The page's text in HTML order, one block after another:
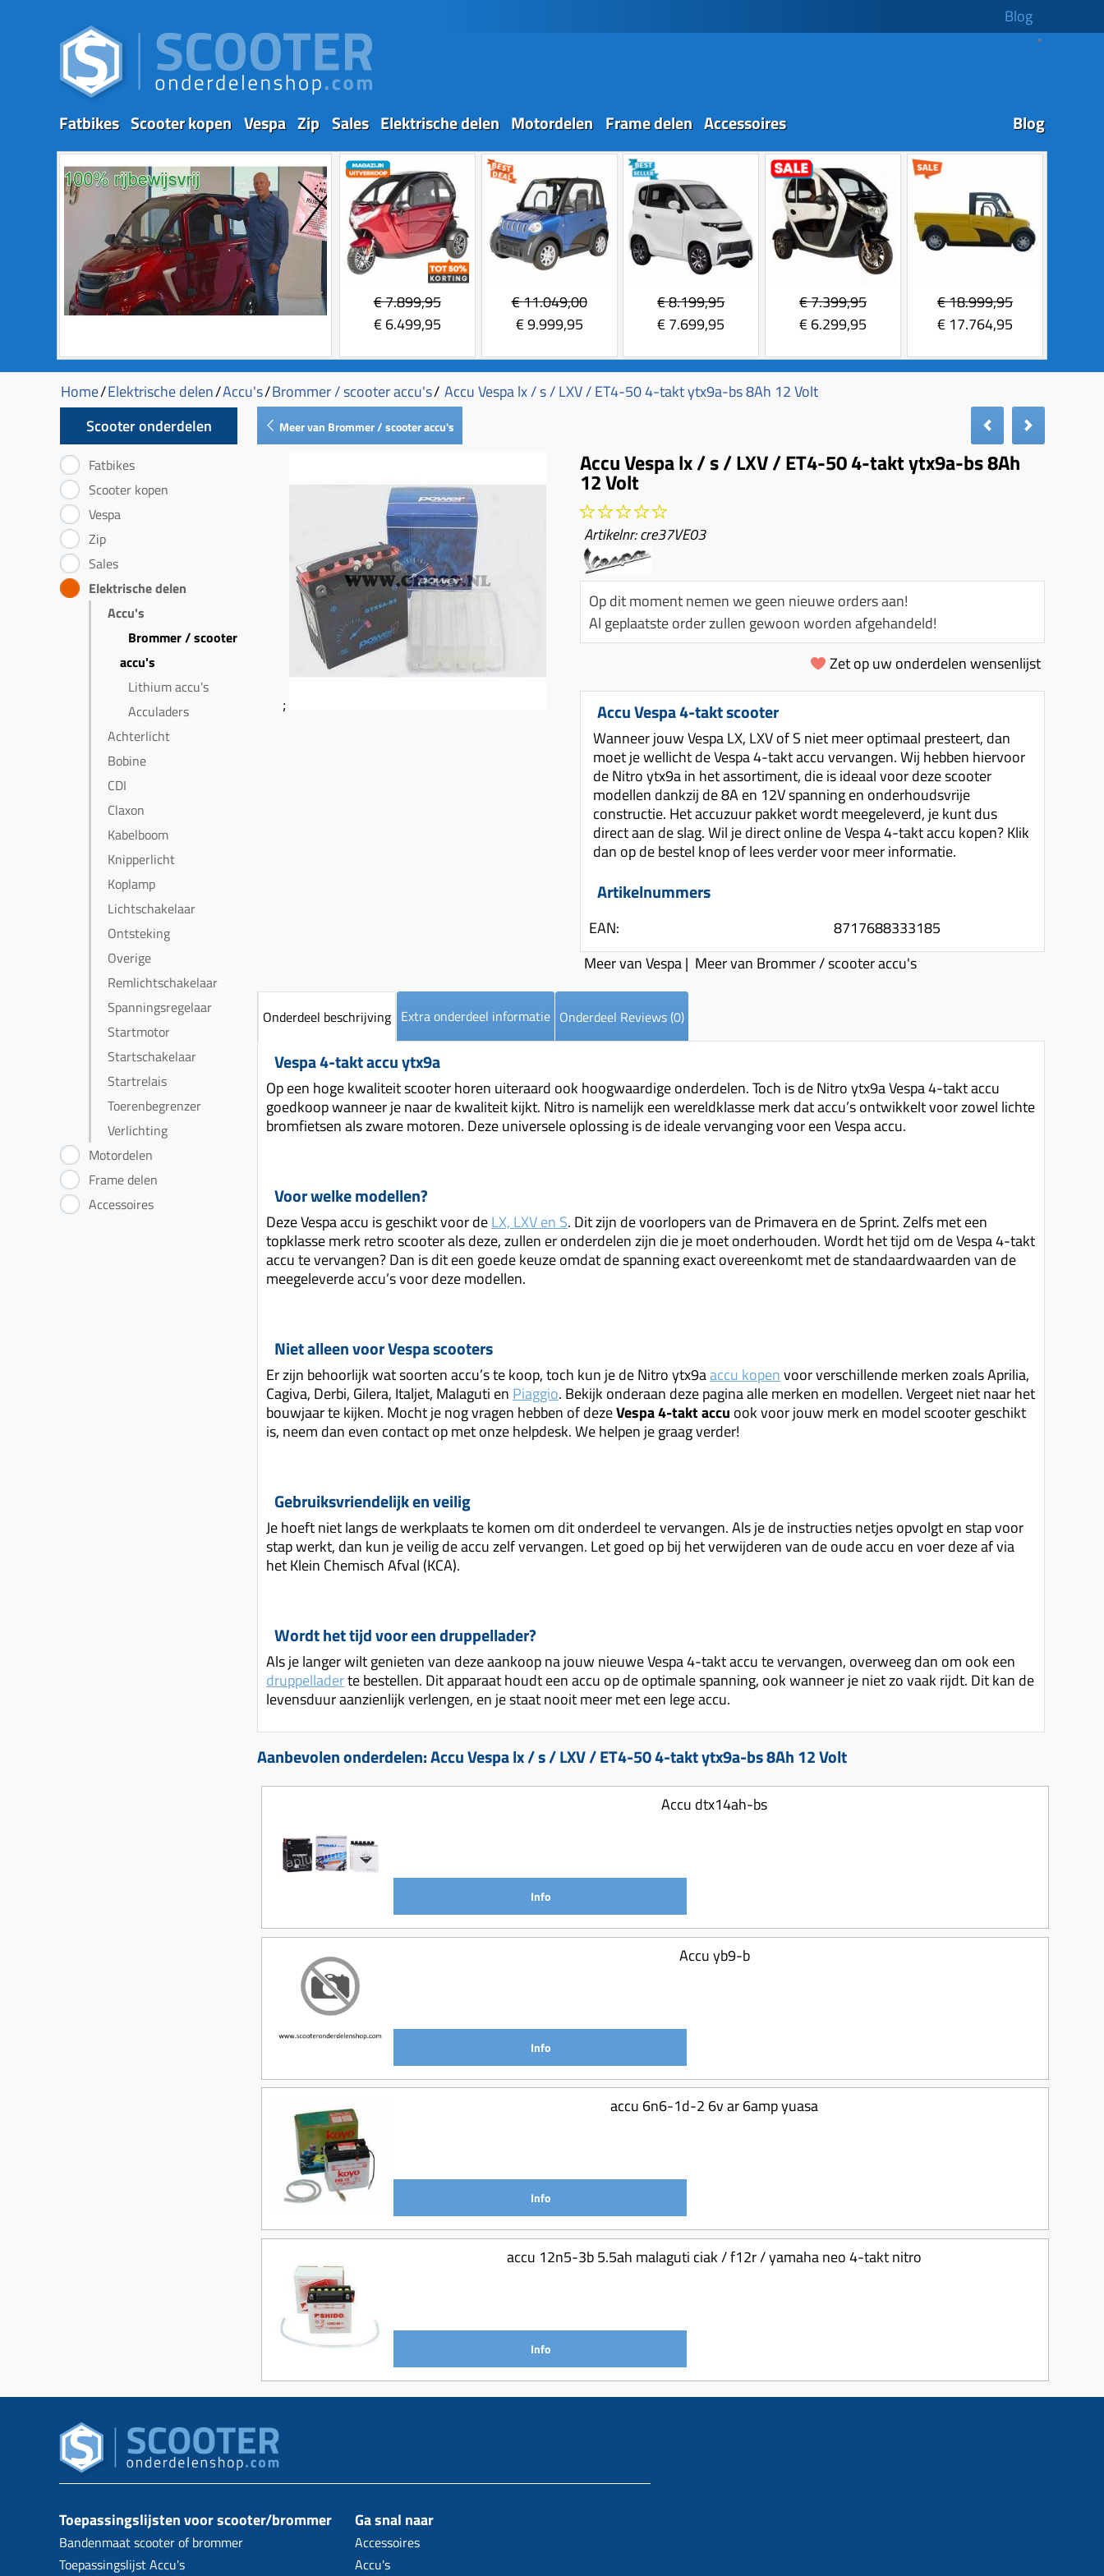
Blog
Fatbikes Scooter kopen Vespa Zip Sales Elektrische delen Motordelen Frame delen Accessoires Blog
€7.899,95
€6.499,95
€11.049,00
€9.999,95
€8.199,95
€7.699,95
€7.399,95
€6.299,95
€18.999,95
€ 17.764,95
Home/Elektrische delen/Accu's/Brommer / scooter accu's/ Accu Vespa lx / s / LXV / ET4-50 4-takt ytx9a-bs 8Ah 12 Volt
Scooter onderdelen
Fatbikes
Scooter kopen
Vespa
Zip
Sales
Elektrische delen
Accu's
Brommer / scooter
accu's
Lithium accu's
Acculaders
Achterlicht
Bobine
CDI
Claxon
Kabelboom
Knipperlicht
Koplamp
Lichtschakelaar
Ontsteking
Overige
Remlichtschakelaar
Spanningsregelaar
Startmotor
Startschakelaar
Startrelais
Toerenbegrenzer
Verlichting
Motordelen
Frame delen
Accessoires
Meer van Brommer / scooter accu's
;
Accu Vespa lx / s / LXV / ET4-50 4-takt ytx9a-bs 8Ah
12 Volt
Artikelnr:cre37VE03
Op dit moment nemen we geen nieuwe orders aan!
Al geplaatste order zullen gewoon worden afgehandeld!
Zet op uw onderdelen wensenlijst
Accu Vespa 4-takt scooter
Wanneer jouw Vespa LX, LXV of S niet meer optimaal presteert, dan
moet je wellicht de Vespa 4-takt accu vervangen. Wij hebben hiervoor
de Nitro ytx9a in het assortiment, die is ideaal voor deze scooter
modellen dankzij de 8A en 12V spanning en onderhoudsvrije
constructie. Het accuzuur pakket wordt meegeleverd, je kunt dus
direct aan de slag. Wil je direct online de Vespa 4-takt accu kopen? Klik
dan op de bestel knop of lees verder voor meer informatie.
Artikelnummers
EAN:
8717688333185
Meer van Vespa| Meer van Brommer / scooter accu's
Onderdeel beschrijving Extra onderdeel informatie Onderdeel Reviews (0)
Vespa 4-takt accu ytx9a
Op een hoge kwaliteit scooter horen uiteraard ook hoogwaardige onderdelen. Toch is de Nitro ytx9a Vespa 4-takt accu
goedkoop wanneer je naar de kwaliteit kijkt. Nitro is namelijk een wereldklasse merk dat accu’s ontwikkelt voor zowel lichte
bromfietsen als zware motoren. Deze universele oplossing is de ideale vervanging voor een Vespa accu.
Voor welke modellen?
Deze Vespa accu is geschikt voor deLX, LXV en S. Dit zijn de voorlopers van de Primavera en de Sprint. Zelfs met een
topklasse merk retro scooter als deze, zullen er onderdelen zijn die je moet onderhouden. Wordt het tijd om de Vespa 4-takt
accu te vervangen? Dan is dit een goede keuze omdat de spanning exact overeenkomt met de standaardwaarden van de
meegeleverde accu’s voor deze modellen.
Niet alleen voor Vespa scooters
Er zijn behoorlijk wat soorten accu’s te koop, toch kun je de Nitro ytx9aaccu kopenvoor verschillende merken zoals Aprilia,
Cagiva, Derbi, Gilera, Italjet, Malaguti en Piaggio. Bekijk onderaan deze pagina alle merken en modellen. Vergeet niet naar het
bouwjaar te kijken. Mocht je nog vragen hebben of dezeVespa 4-takt accu ook voor jouw merk en model scooter geschikt
is, neem dan even contact op met onze helpdesk. We helpen je graag verder!
Gebruiksvriendelijk en veilig
Je hoeft niet langs de werkplaats te komen om dit onderdeel te vervangen. Als je de instructies netjes opvolgt en stap voor
stap werkt, dan kun je veilig de accu zelf vervangen. Let goed op bij het verwijderen van de oude accu en voer deze af via
het Klein Chemisch Afval (KCA).
Wordt het tijd voor een druppellader?
Als je langer wilt genieten van deze aankoop na jouw nieuwe Vespa 4-takt accu te vervangen, overweeg dan om ook een
druppelladerte bestellen. Dit apparaat houdt een accu op de optimale spanning, ook wanneer je niet zo vaak rijdt. Dit kan de
levensduur aanzienlijk verlengen, en je staat nooit meer met een lege accu.
Aanbevolen onderdelen: Accu Vespa lx / s / LXV / ET4-50 4-takt ytx9a-bs 8Ah 12 Volt
Accu dtx14ah-bs
Info
Accu yb9-b
Info
accu 6n6-1d-2 6v ar 6amp yuasa
Info
accu 12n5-3b 5.5ah malaguti ciak / f12r / yamaha neo 4-takt nitro
Info
Toepassingslijsten voor scooter/brommer
Bandenmaat scooter of brommer
Toepassingslijst Accu's
Ga snal naar
Accessoires
Accu's